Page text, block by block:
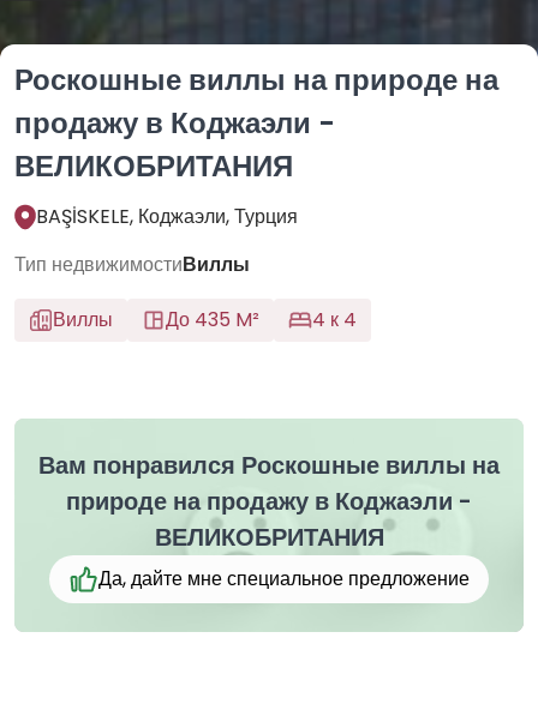
Роскошные виллы на природе на
продажу в Коджаэли -
ВЕЛИКОБРИТАНИЯ
BAŞİSKELE, Коджаэли, Турция
Тип недвижимостиВиллы
Виллы
До 435 M² 4 к 4
Вам понравился Роскошные виллы на
природе на продажу в Коджаэли -
ВЕЛИКОБРИТАНИЯ
Да, дайте мне специальное предложение